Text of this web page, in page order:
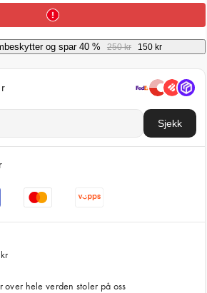
og spar 40 % 250 kr 150 kr
Sjekk
hele verden stoler på oss